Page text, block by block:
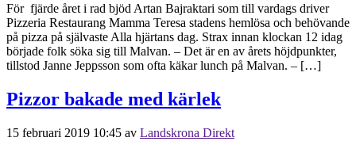
För fjärde året i rad bjöd Artan Bajraktari som till vardags driver
Pizzeria Restaurang Mamma Teresa stadens hemlösa och behövande
på pizza på självaste Alla hjärtans dag. Strax innan klockan 12 idag
började folk söka sig till Malvan. – Det är en av årets höjdpunkter,
tillstod Janne Jeppsson som ofta käkar lunch på Malvan. – […]
Pizzor bakade med kärlek
15 februari 2019 10:45 av Landskrona Direkt